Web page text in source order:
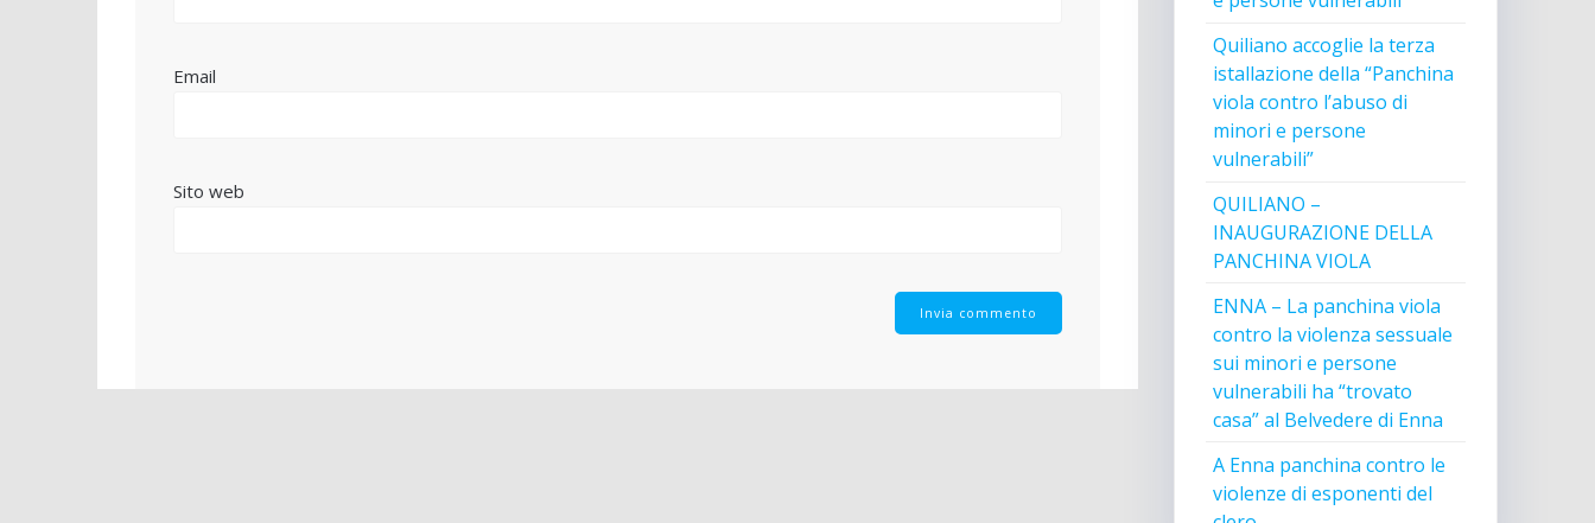
Email
Sito web
Quiliano accoglie la terza
istallazione della “Panchina
viola contro l’abuso di
minori e persone
vulnerabili”
QUILIANO –
INAUGURAZIONE DELLA
PANCHINA VIOLA
ENNA – La panchina viola
contro la violenza sessuale
sui minori e persone
vulnerabili ha “trovato
casa” al Belvedere di Enna
A Enna panchina contro le
violenze di esponenti del